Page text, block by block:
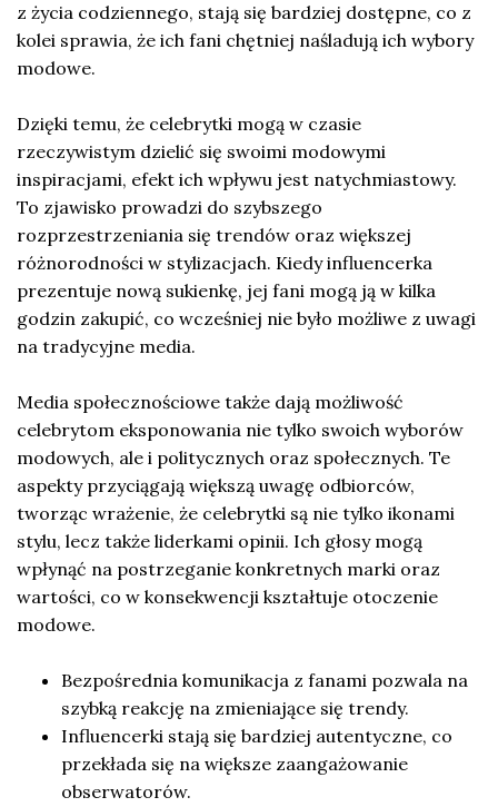
z życia codziennego, stają się bardziej dostępne, co z
kolei sprawia, że ich fani chętniej naśladują ich wybory
modowe.
Dzięki temu, że celebrytki mogą w czasie
rzeczywistym dzielić się swoimi modowymi
inspiracjami, efekt ich wpływu jest natychmiastowy.
To zjawisko prowadzi do szybszego
rozprzestrzeniania się trendów oraz większej
różnorodności w stylizacjach. Kiedy influencerka
prezentuje nową sukienkę, jej fani mogą ją w kilka
godzin zakupić, co wcześniej nie było możliwe z uwagi
na tradycyjne media.
Media społecznościowe także dają możliwość
celebrytom eksponowania nie tylko swoich wyborów
modowych, ale i politycznych oraz społecznych. Te
aspekty przyciągają większą uwagę odbiorców,
tworząc wrażenie, że celebrytki są nie tylko ikonami
stylu, lecz także liderkami opinii. Ich głosy mogą
wpłynąć na postrzeganie konkretnych marki oraz
wartości, co w konsekwencji kształtuje otoczenie
modowe.
Bezpośrednia komunikacja z fanami pozwala na
szybką reakcję na zmieniające się trendy.
Influencerki stają się bardziej autentyczne, co
przekłada się na większe zaangażowanie
obserwatorów.